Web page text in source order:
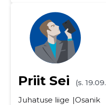
Priit Sei
(s.
Juhatuse liige
Osanik